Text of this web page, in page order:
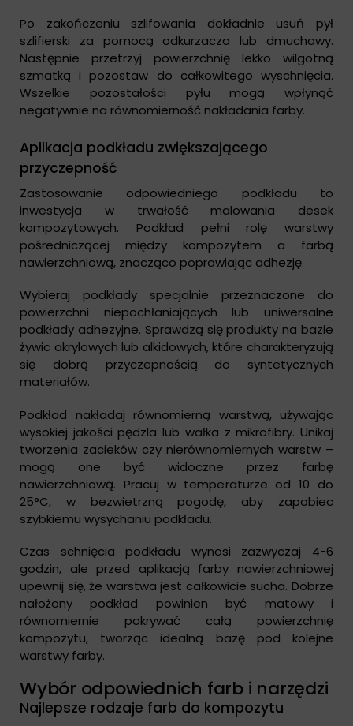
Po zakończeniu szlifowania dokładnie usuń pył
szlifierski za pomocą odkurzacza lub dmuchawy.
Następnie przetrzyj powierzchnię lekko wilgotną
szmatką i pozostaw do całkowitego wyschnięcia.
Wszelkie pozostałości pyłu mogą wpłynąć
negatywnie na równomierność nakładania farby.
Aplikacja podkładu zwiększającego
przyczepność
Zastosowanie odpowiedniego podkładu to
inwestycja w trwałość malowania desek
kompozytowych. Podkład pełni rolę warstwy
pośredniczącej między kompozytem a farbą
nawierzchniową, znacząco poprawiając adhezję.
Wybieraj podkłady specjalnie przeznaczone do
powierzchni niepochłaniających lub uniwersalne
podkłady adhezyjne. Sprawdzą się produkty na bazie
żywic akrylowych lub alkidowych, które charakteryzują
się dobrą przyczepnością do syntetycznych
materiałów.
Podkład nakładaj równomierną warstwą, używając
wysokiej jakości pędzla lub wałka z mikrofibry. Unikaj
tworzenia zacieków czy nierównomiernych warstw –
mogą one być widoczne przez farbę
nawierzchniową. Pracuj w temperaturze od 10 do
25°C, w bezwietrzną pogodę, aby zapobiec
szybkiemu wysychaniu podkładu.
Czas schnięcia podkładu wynosi zazwyczaj 4-6
godzin, ale przed aplikacją farby nawierzchniowej
upewnij się, że warstwa jest całkowicie sucha. Dobrze
nałożony podkład powinien być matowy i
równomiernie pokrywać całą powierzchnię
kompozytu, tworząc idealną bazę pod kolejne
warstwy farby.
Wybór odpowiednich farb i narzędzi
Najlepsze rodzaje farb do kompozytu